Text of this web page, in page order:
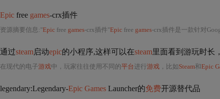
Epic free games-crx插件
资源摘要信息:"Epic free games-crx插件"Epic free games-crx插件是一款针对Google
通过steam启动epic的小程序,这样可以在steam里面看到游玩时长
在现代的电子游戏中，玩家往往使用不同的平台进行游戏 ，比如Steam和Epic
legendary:Legendary-Epic Games Launcher的免费开源替代品